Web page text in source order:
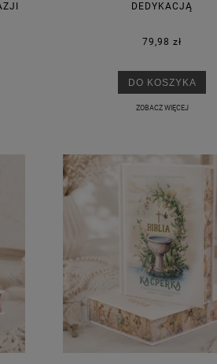
GIRLANDA BIAŁE PIÓRKA ZE ZŁOTEM
Cena regularna:
7,30 zł
Najniższa cena:7,30 zł
DEDYKACJĄ
79,98 zł
DO KOSZYKA
ZOBACZ WIĘCEJ